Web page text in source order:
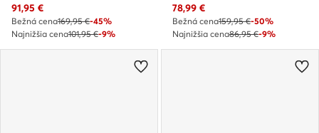
Aktuálna cena
91,95 €
Bežná cena169,95 €-45%
Najnižšia cena101,95 €-9%
Aktuálna cena
78,99 €
Bežná cena159,95 €-50%
Najnižšia cena86,95 €-9%